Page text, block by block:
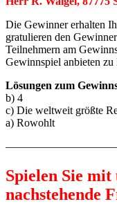
Die Gewinner erhalten
gratulieren den
Teilnehmern am
Gewinnspiel anbieten zu
Lösungen zum
b) 4
c) Die weltweit größte
a) Rowohlt
Spielen Sie
nachstehende